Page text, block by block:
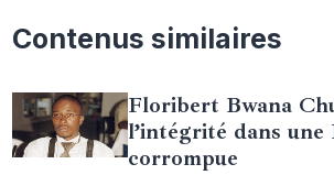
Contenus similaires
Floribert Bwana
l’intégrité dans
corrompue